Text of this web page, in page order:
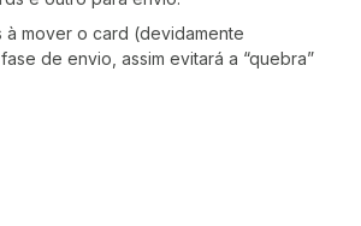
à mover o card (devidamente
de envio, assim evitará a “quebra”